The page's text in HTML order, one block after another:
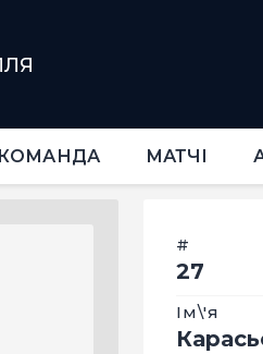
КОМАНДА МАТЧІ
КОМАНДА
МАТЧІ
КРАМНИЦЯ
КВИТКИ
#
27
Ім\'я